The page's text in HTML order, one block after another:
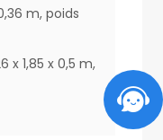
m, poids
x 1,85 x 0,5 m,